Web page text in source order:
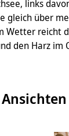
links
gleich über
Wetter reicht
den Harz im